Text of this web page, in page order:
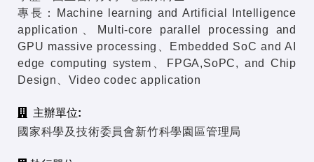
專長：Machine learning and Artificial Intelligence
application、Multi-core parallel processing and
GPU massive processing、Embedded SoC and AI
edge computing system、FPGA,SoPC, and Chip
Design、Video codec application
主辦單位:
國家科學及技術委員會新竹科學園區管理局